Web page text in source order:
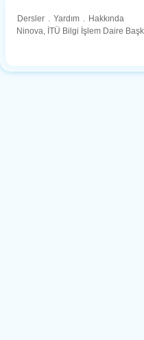
Dersler . Yardım . Hakkında
Ninova, İTÜ Bilgi İşlem Daire